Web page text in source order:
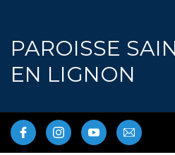
PAROISSE
EN LIGNON